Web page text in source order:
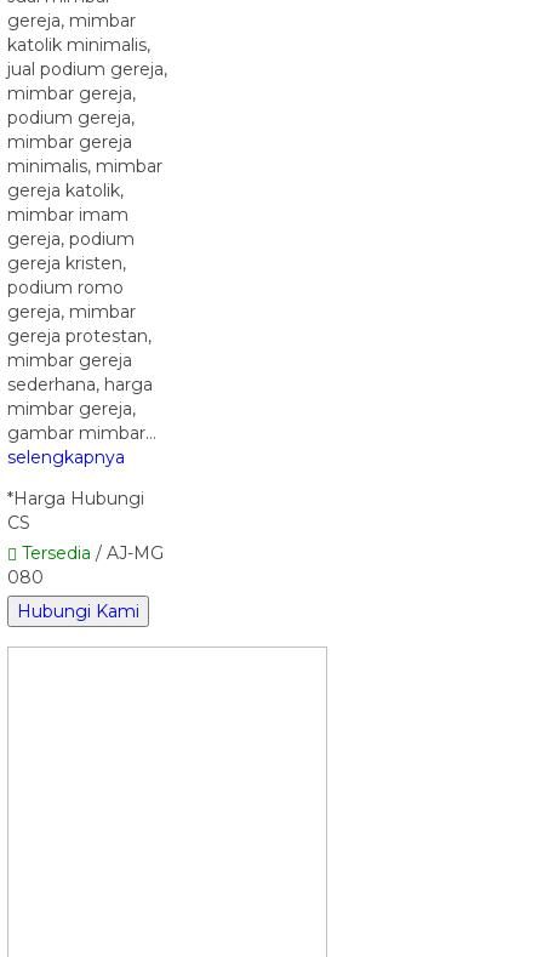
gereja, mimbar
katolik minimalis,
jual podium gereja,
mimbar gereja,
podium gereja,
mimbar gereja
minimalis, mimbar
gereja katolik,
mimbar imam
gereja, podium
gereja kristen,
podium romo
gereja, mimbar
gereja protestan,
mimbar gereja
sederhana, harga
mimbar gereja,
gambar mimbar…
selengkapnya
*Harga Hubungi
CS
Tersedia / AJ-MG
080
Hubungi Kami